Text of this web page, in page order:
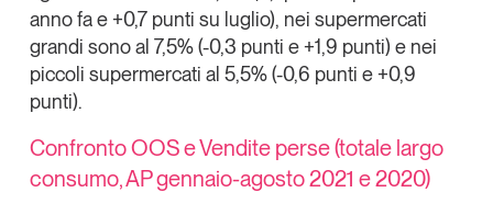
Tendenze2026
Leggi il magazine
anno fa e +0,7 punti su luglio), nei supermercati
grandi sono al 7,5% (-0,3 punti e +1,9 punti) e nei
piccoli supermercati al 5,5% (-0,6 punti e +0,9
punti).
Confronto OOS e Vendite perse (totale largo
consumo, AP gennaio-agosto 2021 e 2020)